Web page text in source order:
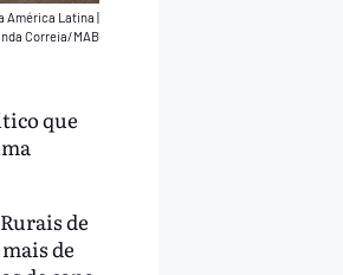
América Latina |
Correia/MAB
que
de
de